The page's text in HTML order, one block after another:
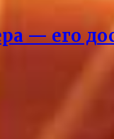
— его